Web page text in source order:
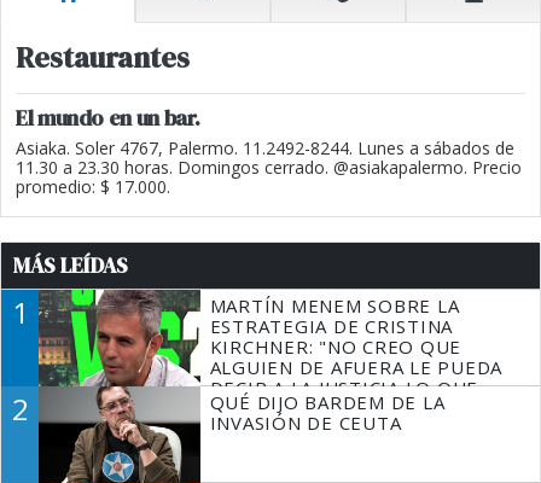
Restaurantes
El mundo en un bar.
Asiaka. Soler 4767, Palermo. 11.2492-8244. Lunes a sábados de
11.30 a 23.30 horas. Domingos cerrado. @asiakapalermo. Precio
promedio: $ 17.000.
MÁS LEÍDAS
1
MARTÍN MENEM SOBRE LA
ESTRATEGIA DE CRISTINA
KIRCHNER: "NO CREO QUE
ALGUIEN DE AFUERA LE PUEDA
DECIR A LA JUSTICIA LO QUE
TIENE QUE HACER"
2
QUÉ DIJO BARDEM DE LA
INVASIÓN DE CEUTA